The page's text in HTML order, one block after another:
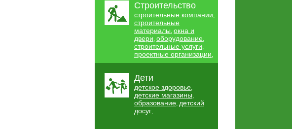
Строительство
строительные компании,
строительные
материалы, окна и
двери, оборудование,
строительные услуги,
проектные организации,
Дети
детское здоровье,
детские магазины,
образование, детский
досуг,